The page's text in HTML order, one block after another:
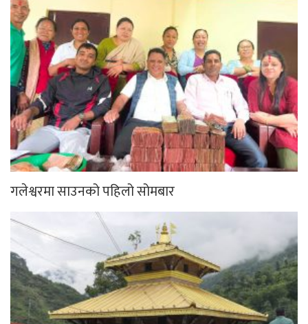
गलेश्वरमा साउनको पहिलो सोमबार